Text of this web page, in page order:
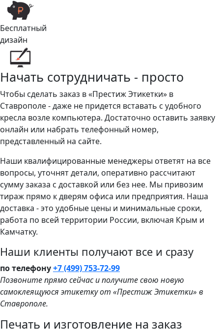
Бесплатный
дизайн
Начать сотрудничать - просто
Чтобы сделать заказ в «Престиж Этикетки» в
Ставрополе - даже не придется вставать с удобного
кресла возле компьютера. Достаточно оставить заявку
онлайн или набрать телефонный номер,
представленный на сайте.
Наши квалифицированные менеджеры ответят на все
вопросы, уточнят детали, оперативно рассчитают
сумму заказа с доставкой или без нее. Мы привозим
тираж прямо к дверям офиса или предприятия. Наша
доставка - это удобные цены и минимальные сроки,
работа по всей территории России, включая Крым и
Камчатку.
Наши клиенты получают все и сразу
по телефону+7 (499) 753-72-99
Позвоните прямо сейчас и получите свою новую
самоклеящуюся этикетку от «Престиж Этикетки» в
Ставрополе.
Печать и изготовление на заказ